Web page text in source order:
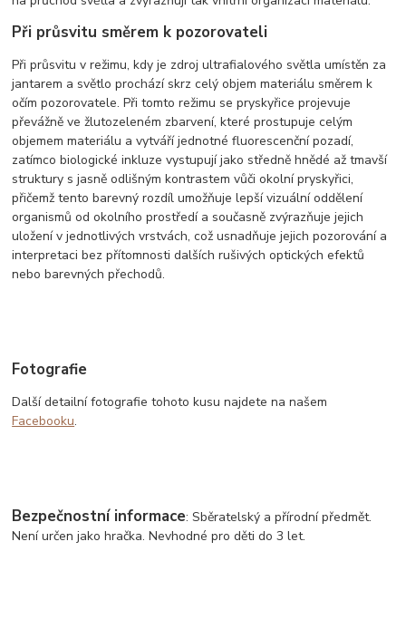
Při průsvitu směrem k pozorovateli
Při průsvitu v režimu, kdy je zdroj ultrafialového světla umístěn za
jantarem a světlo prochází skrz celý objem materiálu směrem k
očím pozorovatele. Při tomto režimu se pryskyřice projevuje
převážně ve žlutozeleném zbarvení, které prostupuje celým
objemem materiálu a vytváří jednotné fluorescenční pozadí,
zatímco biologické inkluze vystupují jako středně hnědé až tmavší
struktury s jasně odlišným kontrastem vůči okolní pryskyřici,
přičemž tento barevný rozdíl umožňuje lepší vizuální oddělení
organismů od okolního prostředí a současně zvýrazňuje jejich
uložení v jednotlivých vrstvách, což usnadňuje jejich pozorování a
interpretaci bez přítomnosti dalších rušivých optických efektů
nebo barevných přechodů.
Fotografie
Další detailní fotografie tohoto kusu najdete na našem
Facebooku.
Bezpečnostní informace: Sběratelský a přírodní předmět.
Není určen jako hračka. Nevhodné pro děti do 3 let.